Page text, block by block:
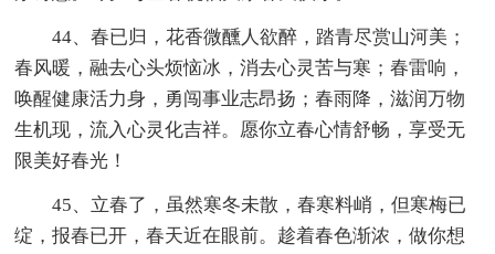
44、春已归，花香微醺人欲醉，踏青尽赏山河美；
春风暖，融去心头烦恼冰，消去心灵苦与寒；春雷响，
唤醒健康活力身，勇闯事业志昂扬；春雨降，滋润万物
生机现，流入心灵化吉祥。愿你立春心情舒畅，享受无
限美好春光！
45、立春了，虽然寒冬未散，春寒料峭，但寒梅已
绽，报春已开，春天近在眼前。趁着春色渐浓，做你想